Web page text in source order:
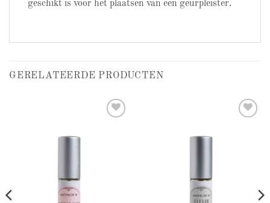
geschikt is voor het plaatsen van een geurpleister.
GERELATEERDE PRODUCTEN